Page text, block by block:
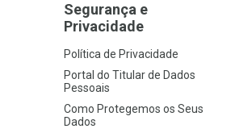
Segurança e
Privacidade
Política de Privacidade
Portal do Titular de Dados
Pessoais
Como Protegemos os Seus
Dados